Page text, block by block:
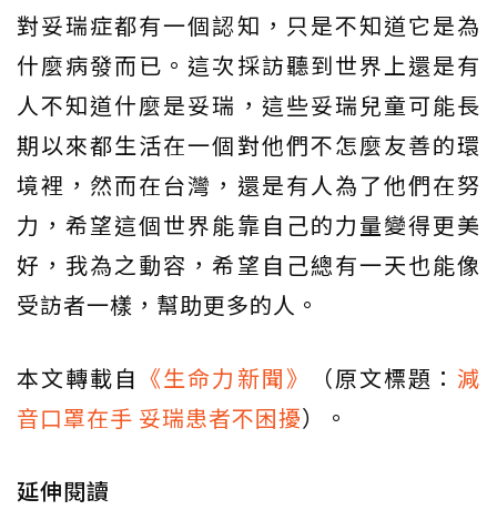
對妥瑞症都有一個認知，只是不知道它是為
什麼病發而已。這次採訪聽到世界上還是有
人不知道什麼是妥瑞，這些妥瑞兒童可能長
期以來都生活在一個對他們不怎麼友善的環
境裡，然而在台灣，還是有人為了他們在努
力，希望這個世界能靠自己的力量變得更美
好，我為之動容，希望自己總有一天也能像
受訪者一樣，幫助更多的人。
本文轉載自 《生命力新聞》 （原文標題： 減
音口罩在手 妥瑞患者不困擾）。
延伸閱讀